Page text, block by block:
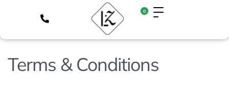
0
Terms & Conditions